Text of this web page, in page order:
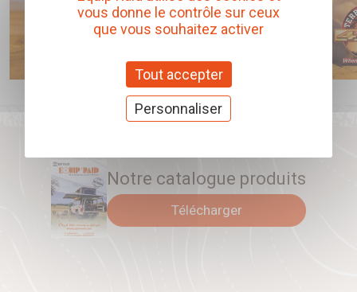
Notre catalogue produits
Télécharger
vous donne le contrôle sur ceux
que vous souhaitez activer
Tout accepter
Personnaliser